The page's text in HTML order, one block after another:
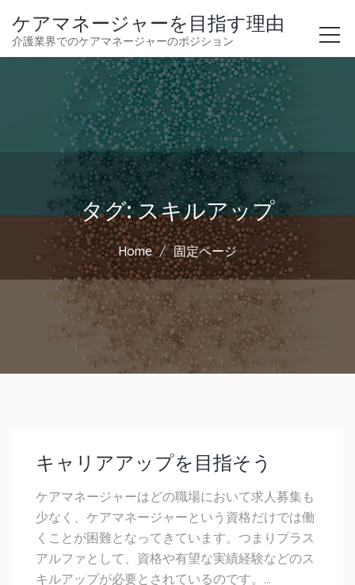
ケアマネージャーを目指す理由
介護業界でのケアマネージャーのポジション
タグ:スキルアップ
Home 固定ページ
キャリアアップを目指そう
ケアマネージャーはどの職場において求人募集も
少なく、ケアマネージャーという資格だけでは働
くことが困難となってきています。つまりプラス
アルファとして、資格や有望な実績経験などのス
キルアップが必要とされているのです。…